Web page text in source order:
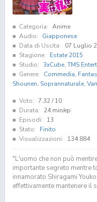
Categoria: Anime
Audio:
Giapponese
Data di Uscita:
07 Luglio
Stagione:
Estate 2015
Studio: 3xCube, TMS
Genere:
Commedia,
Shounen, Soprannaturale,
Voto: 7.32/ 10
Durata:
24 min/ep
Episodi:
13
Stato:
Finito
Visualizzazioni:
134.884
"L'uomo che non può
importante segreto mentre
innamorato Shiragami
effettivamente mantenere il